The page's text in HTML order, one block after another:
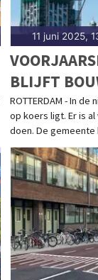
11 juni 2025,
BLIJFT
TOEKOMST
ROTTERDAM - In
op koers ligt. Er is
doen. De